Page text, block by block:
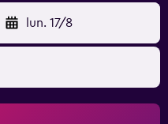
lun. 17/8